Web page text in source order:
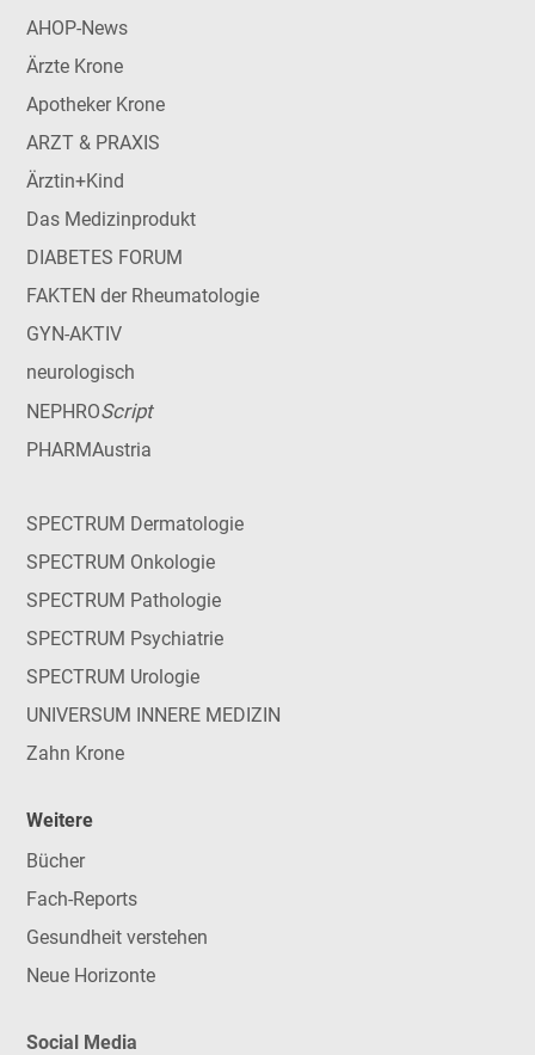
AHOP-News
Ärzte Krone
Apotheker Krone
ARZT & PRAXIS
Ärztin+Kind
Das Medizinprodukt
DIABETES FORUM
FAKTEN der Rheumatologie
GYN-AKTIV
neurologisch
NEPHROScript
PHARMAustria
SPECTRUM Dermatologie
SPECTRUM Onkologie
SPECTRUM Pathologie
SPECTRUM Psychiatrie
SPECTRUM Urologie
UNIVERSUM INNERE MEDIZIN
Zahn Krone
Weitere
Bücher
Fach-Reports
Gesundheit verstehen
Neue Horizonte
Social Media